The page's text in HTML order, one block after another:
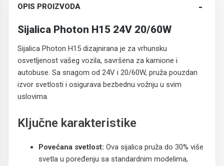
OPIS PROIZVODA
Sijalica Photon H15 24V 20/60W
Sijalica Photon H15 dizajnirana je za vrhunsku
osvetljenost vašeg vozila, savršena za kamione i
autobuse. Sa snagom od 24V i 20/60W, pruža pouzdan
izvor svetlosti i osigurava bezbednu vožnju u svim
uslovima.
Ključne karakteristike
Povećana svetlost: Ova sijalica pruža do 30% više
svetla u poređenju sa standardnim modelima,
-